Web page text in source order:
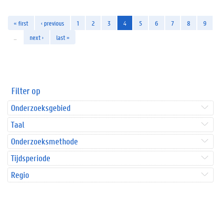
« first ‹ previous 1 2 3 4 5 6 7 8
9
next › last »
Filter op
Onderzoeksgebied
Taal
Onderzoeksmethode
Tijdsperiode
Regio